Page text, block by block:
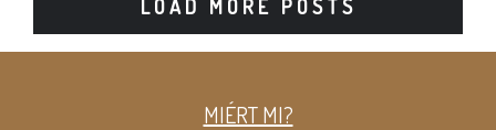
LOAD MORE POSTS
MIÉRT MI?